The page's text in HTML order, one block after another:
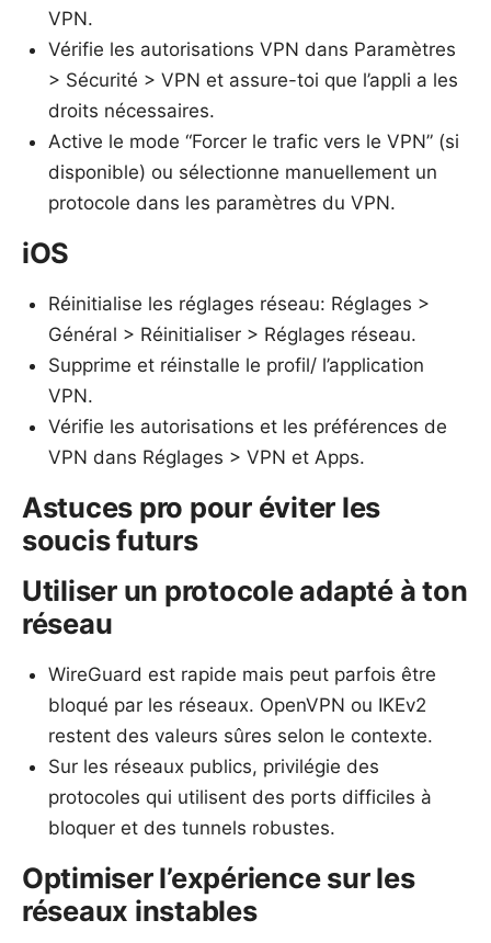
VPN.
Vérifie les autorisations VPN dans Paramètres
> Sécurité > VPN et assure-toi que l’appli a les
droits nécessaires.
Active le mode “Forcer le trafic vers le VPN” (si
disponible) ou sélectionne manuellement un
protocole dans les paramètres du VPN.
iOS
Réinitialise les réglages réseau: Réglages >
Général > Réinitialiser > Réglages réseau.
Supprime et réinstalle le profil/ l’application
VPN.
Vérifie les autorisations et les préférences de
VPN dans Réglages > VPN et Apps.
Astuces pro pour éviter les
soucis futurs
Utiliser un protocole adapté à ton
réseau
WireGuard est rapide mais peut parfois être
bloqué par les réseaux. OpenVPN ou IKEv2
restent des valeurs sûres selon le contexte.
Sur les réseaux publics, privilégie des
protocoles qui utilisent des ports difficiles à
bloquer et des tunnels robustes.
Optimiser l’expérience sur les
réseaux instables